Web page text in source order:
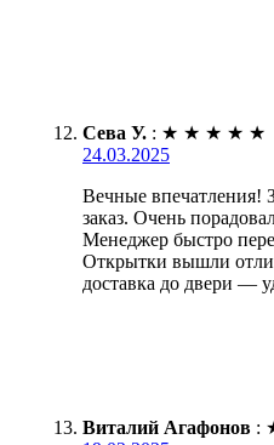
Сева У. : ★ ★ ★ ★ ★
24.03.2025
Вечные впечатления!
заказ. Очень
Менеджер быстро
Открытки вышли
доставка до двери —
Виталий Агафонов :